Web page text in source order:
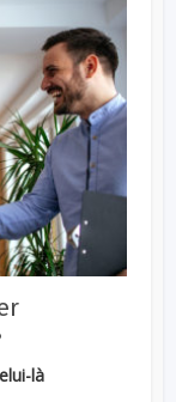
là